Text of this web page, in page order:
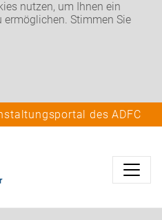
nutzen, um Ihnen ein
Stimmen Sie
des ADFC